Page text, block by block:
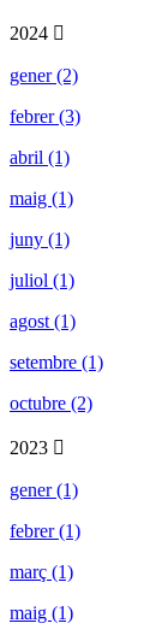
2024
gener (2)
febrer (3)
abril (1)
maig (1)
juny (1)
juliol (1)
agost (1)
setembre (1)
octubre (2)
2023
gener (1)
febrer (1)
març (1)
maig (1)